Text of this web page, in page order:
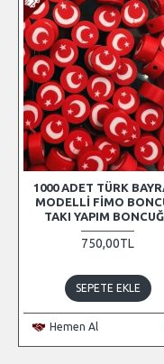
1000 ADET TÜRK
MODELLI FIMO
TAKI YAPIM
750,00TL
SEPETE EKLE
Hemen Al